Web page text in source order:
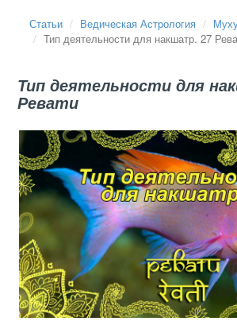
Статьи Ведическая Астрология
Тип деятельности для накшатр. 27
Тип деятельности для
Ревати